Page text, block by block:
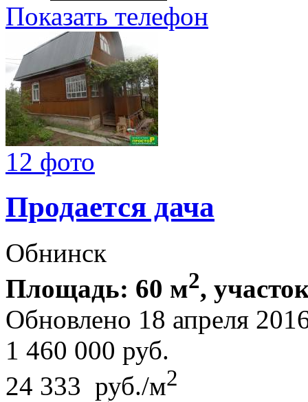
Показать телефон
12 фото
Продается дача
Обнинск
Площадь: 60 м2,
Обновлено 18 апреля
1 460 000 руб.
24 333 руб./м2